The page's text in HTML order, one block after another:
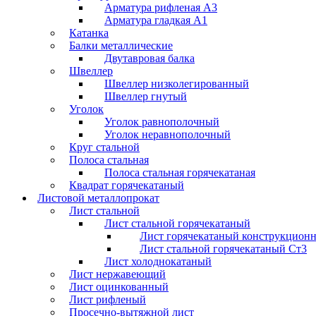
Арматура рифленая А3
Арматура гладкая А1
Катанка
Балки металлические
Двутавровая балка
Швеллер
Швеллер низколегированный
Швеллер гнутый
Уголок
Уголок равнополочный
Уголок неравнополочный
Круг стальной
Полоса стальная
Полоса стальная горячекатаная
Квадрат горячекатаный
Листовой металлопрокат
Лист стальной
Лист стальной горячекатаный
Лист горячекатаный
Лист стальной горячекатаный Ст3
Лист холоднокатаный
Лист нержавеющий
Лист оцинкованный
Лист рифленый
Просечно-вытяжной лист